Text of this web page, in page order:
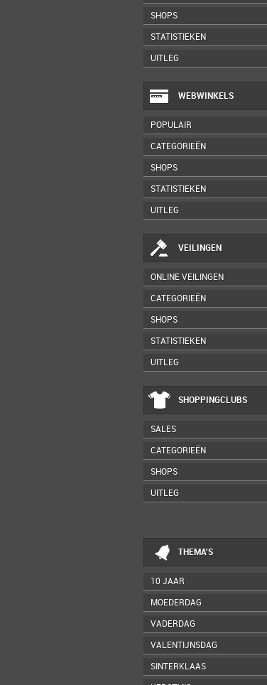
SHOPS
STATISTIEKEN
UITLEG
WEBWINKELS
POPULAIR
CATEGORIEËN
SHOPS
STATISTIEKEN
UITLEG
VEILINGEN
ONLINE VEILINGEN
CATEGORIEËN
SHOPS
STATISTIEKEN
UITLEG
SHOPPINGCLUBS
SALES
CATEGORIEËN
SHOPS
UITLEG
THEMA'S
10 JAAR
MOEDERDAG
VADERDAG
VALENTIJNSDAG
SINTERKLAAS